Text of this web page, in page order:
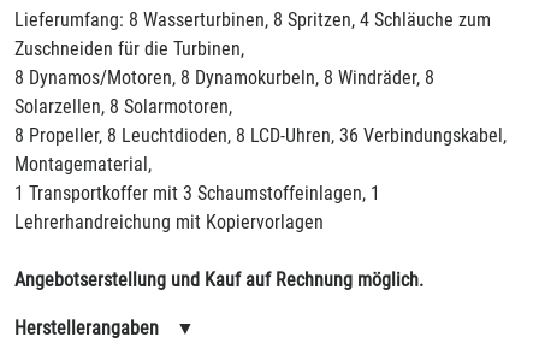
Lieferumfang: 8 Wasserturbinen, 8 Spritzen, 4 Schläuche zum
Zuschneiden für die Turbinen,
8 Dynamos/Motoren, 8 Dynamokurbeln, 8 Windräder, 8
Solarzellen, 8 Solarmotoren,
8 Propeller, 8 Leuchtdioden, 8 LCD-Uhren, 36 Verbindungskabel,
Montagematerial,
1 Transportkoffer mit 3 Schaumstoffeinlagen, 1
Lehrerhandreichung mit Kopiervorlagen
Angebotserstellung und Kauf auf Rechnung möglich.
Herstellerangaben ▼